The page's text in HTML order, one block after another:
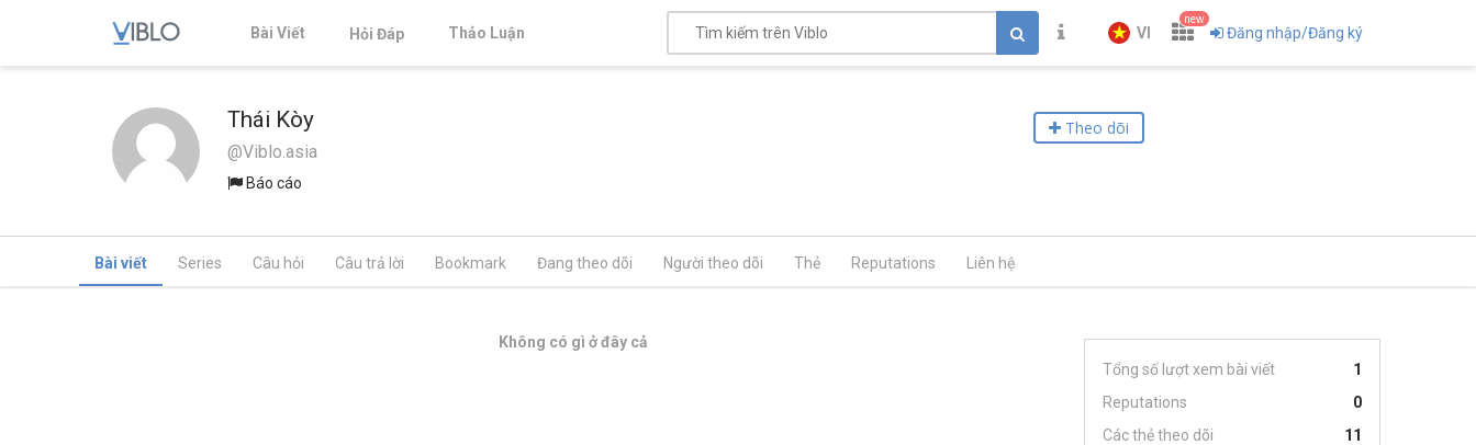
Bài Viết Hỏi Đáp Thảo Luận VI
new
Đăng nhập/Đăng ký
Thái Kòy
@Viblo.asia
Báo cáo
Theo dõi
Bài viết Series Câu hỏi Câu trả lời Bookmark Đang theo dõi Người theo dõi Thẻ Reputations Liên hệ
Không có gì ở đây cả
Tổng số lượt xem bài viết
1
Reputations
0
Các thẻ theo dõi
11